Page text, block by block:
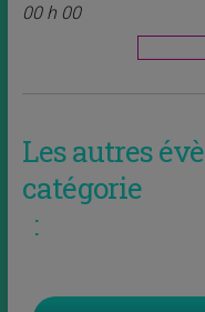
00 h 00
Les autres
catégorie
: